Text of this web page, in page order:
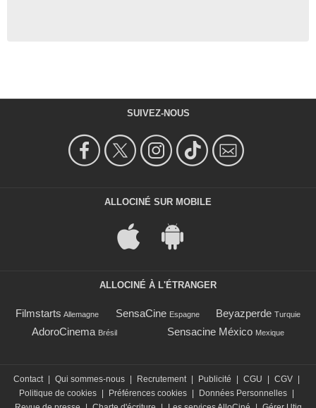
SUIVEZ-NOUS
ALLOCINÉ SUR MOBILE
ALLOCINÉ À L'ÉTRANGER
Filmstarts Allemagne SensaCine Espagne Beyazperde Turquie
AdoroCinema Brésil Sensacine México Mexique
Contact Qui sommes-nous Recrutement Publicité CGU CGV
Politique de cookies
Préférences cookies Données Personnelles